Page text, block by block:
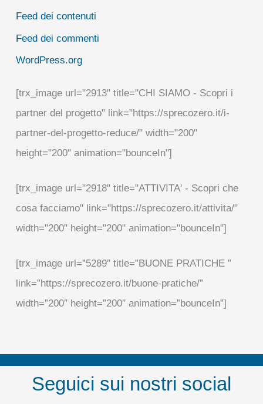
Feed dei contenuti
Feed dei commenti
WordPress.org
[trx_image url="2913" title="CHI SIAMO - Scopri i
partner del progetto" link="https://sprecozero.it/i-
partner-del-progetto-reduce/" width="200"
height="200" animation="bounceIn"]
[trx_image url="2918" title="ATTIVITA' - Scopri che
cosa facciamo" link="https://sprecozero.it/attivita/"
width="200" height="200" animation="bounceIn"]
[trx_image url=”5289″ title=”BUONE PRATICHE ”
link=”https://sprecozero.it/buone-pratiche/”
width=”200″ height=”200″ animation=”bounceIn”]
Seguici sui nostri social